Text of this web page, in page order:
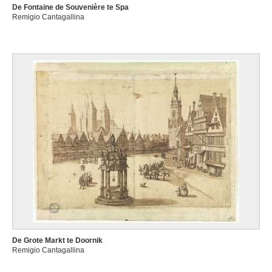
De Fontaine de Souvenière te Spa
Remigio Cantagallina
De Grote Markt te Doornik
Remigio Cantagallina